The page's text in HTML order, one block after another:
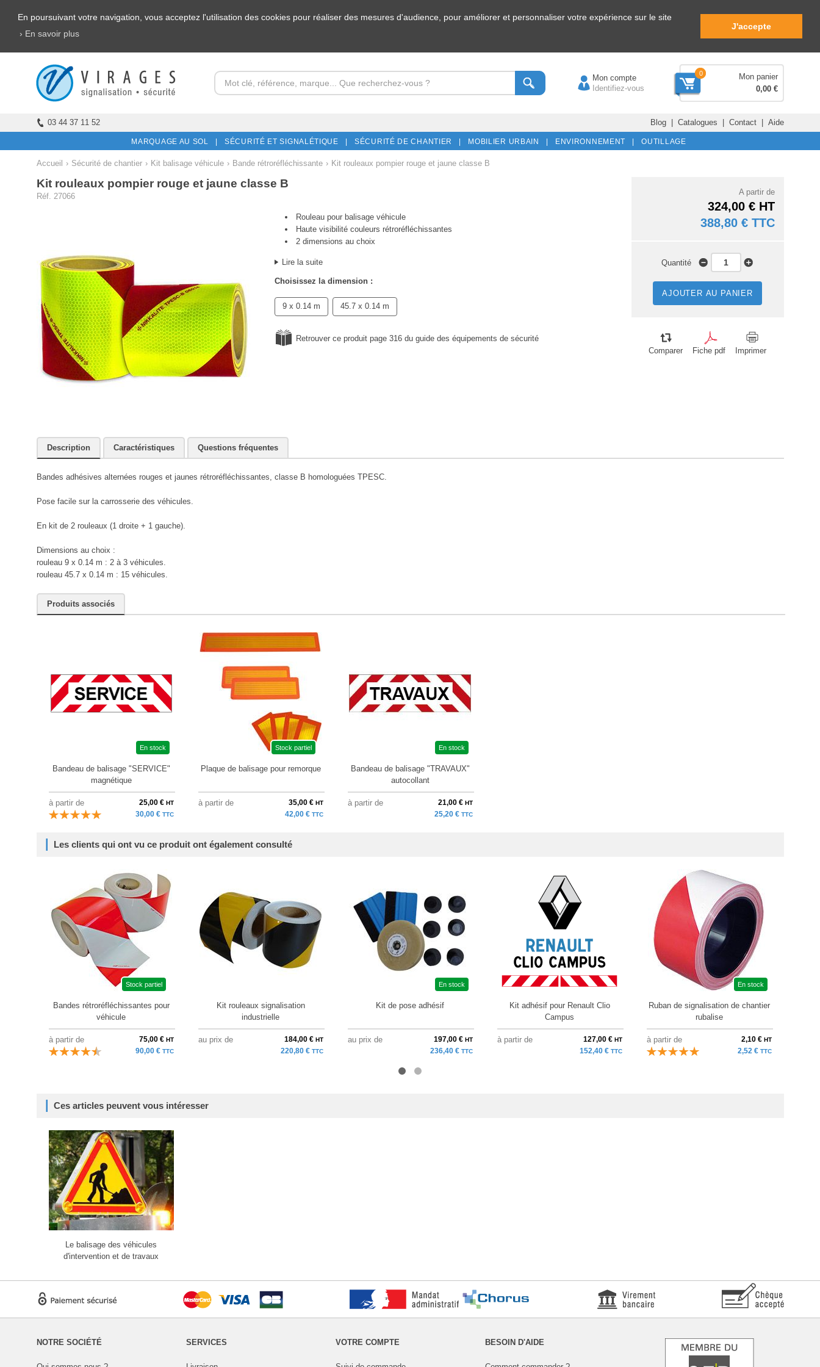
En poursuivant votre navigation, vous acceptez l'utilisation des cookies pour réaliser des mesures d'audience, pour améliorer et personnaliser votre expérience sur le site
› En savoir plus
J'accepte
Mon compte
Identifiez-vous
0
Mon panier
0,00 €
03 44 37 11 52 Blog| Catalogues | Contact| Aide
MARQUAGE AU SOL | SÉCURITÉ ET SIGNALÉTIQUE | SÉCURITÉ DE CHANTIER | MOBILIER URBAIN | ENVIRONNEMENT | OUTILLAGE
Accueil › Sécurité de chantier › Kit balisage véhicule › Bande rétroréfléchissante › Kit rouleaux pompier rouge et jaune classe B
Kit rouleaux pompier rouge et jaune classe B
Réf. 27066
Rouleau pour balisage véhicule
Haute visibilité couleurs rétroréfléchissantes
2 dimensions au choix
Lire la suite
Choisissez la dimension :
9 x 0.14 m 45.7 x 0.14 m
Retrouver ce produit page 316 du guide des équipements de sécurité
A partir de
324,00 € HT
388,80 € TTC
Quantité
AJOUTER AU PANIER
Comparer Fiche pdf Imprimer
Description Caractéristiques Questions fréquentes
Bandes adhésives alternées rouges et jaunes rétroréfléchissantes, classe B homologuées TPESC.
Pose facile sur la carrosserie des véhicules.
En kit de 2 rouleaux (1 droite + 1 gauche).
Dimensions au choix :
rouleau 9 x 0.14 m : 2 à 3 véhicules.
rouleau 45.7 x 0.14 m : 15 véhicules.
Produits associés
En stock
Bandeau de balisage "SERVICE"
magnétique
à partir de 25,00 € HT
30,00 € TTC
Stock partiel
Plaque de balisage pour remorque
à partir de 35,00 € HT
42,00 € TTC
En stock
Bandeau de balisage "TRAVAUX"
autocollant
à partir de 21,00 € HT
25,20 € TTC
Les clients qui ont vu ce produit ont également consulté
Stock partiel
Bandes rétroréfléchissantes pour
véhicule
à partir de 75,00 € HT
90,00 € TTC
Kit rouleaux signalisation
industrielle
au prix de 184,00 € HT
220,80 € TTC
En stock
Kit de pose adhésif
au prix de 197,00 € HT
236,40 € TTC
Kit adhésif pour Renault Clio
Campus
à partir de 127,00 € HT
152,40 € TTC
En stock
Ruban de signalisation de chantier
rubalise
à partir de 2,10 € HT
2,52 € TTC
Ces articles peuvent vous intéresser
Le balisage des véhicules
d'intervention et de travaux
NOTRE SOCIÉTÉ SERVICES VOTRE COMPTE BESOIN D'AIDE